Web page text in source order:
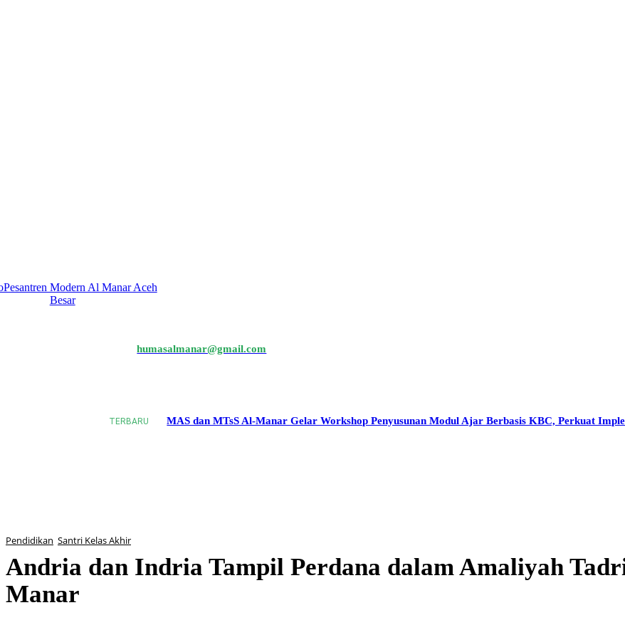
humasalmanar@gmail.com
TERBARU MAS dan MTsS Al-Manar Gelar Workshop Penyusunan Modul Ajar Berbasis KBC, Perkuat
Pendidikan Santri Kelas Akhir
Andria dan Indria Tampil Perdana dalam Amaliyah
Manar